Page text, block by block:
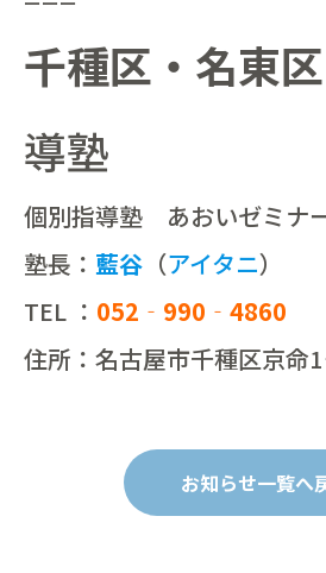
千種区・名東区
導塾
個別指導塾 あおいゼミナ
塾長： 藍谷 （アイタニ）
TEL ： 052‐990‐4860
住所：名古屋市千種区京命
お知らせ一覧へ